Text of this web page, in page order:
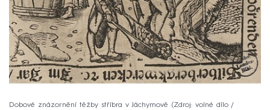
Dobové znázornění těžby stříbra v Jáchymově
Zdroj: volné dílo /